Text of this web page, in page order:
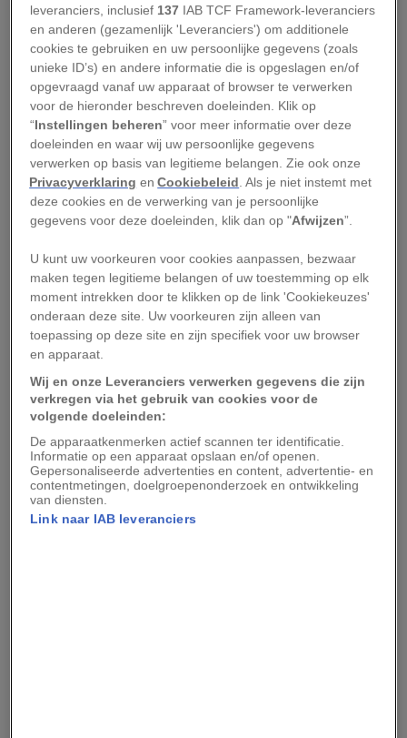
In de jaren zestig werden homoseksuele en
transgender personen in de Verenigde Staten
regelmatig geconfronteerd met discriminatie.
Veel staten hadden wetten die homoseksuele
relaties strafbaar stelden en lhbtiq+-personen
konden hun baan verliezen wanneer hun
geaardheid bekend werd. Ook homobars werden
voortdurend in de gaten gehouden.
Voor veel bezoekers waren deze bars een van de
weinige plekken waar zij zichzelf konden zijn.
Maar door constante politie-invallen groeide
ook hier een gevoel van onveiligheid. Agenten
controleerden identiteitsbewijzen, verrichtten
arrestaties en vielen bezoekers lastig.
MEER VERHALEN OVER OPSTAND
De vergeten strijd van de dienstboden
rond 1900
Zo verliep de strijd om het
leveranciers, inclusief 137 IAB TCF Framework-leveranciers
en anderen (gezamenlijk 'Leveranciers') om additionele
cookies te gebruiken en uw persoonlijke gegevens (zoals
unieke ID’s) en andere informatie die is opgeslagen en/of
opgevraagd vanaf uw apparaat of browser te verwerken
voor de hieronder beschreven doeleinden. Klik op
“Instellingen beheren” voor meer informatie over deze
doeleinden en waar wij uw persoonlijke gegevens
verwerken op basis van legitieme belangen. Zie ook onze
Privacyverklaring enCookiebeleid . Als je niet instemt met
deze cookies en de verwerking van je persoonlijke
gegevens voor deze doeleinden, klik dan op "Afwijzen”.
U kunt uw voorkeuren voor cookies aanpassen, bezwaar
maken tegen legitieme belangen of uw toestemming op elk
moment intrekken door te klikken op de link 'Cookiekeuzes'
onderaan deze site. Uw voorkeuren zijn alleen van
toepassing op deze site en zijn specifiek voor uw browser
en apparaat.
Wij en onze Leveranciers verwerken gegevens die zijn
verkregen via het gebruik van cookies voor de
volgende doeleinden:
De apparaatkenmerken actief scannen ter identificatie.
Informatie op een apparaat opslaan en/of openen.
Gepersonaliseerde advertenties en content, advertentie- en
contentmetingen, doelgroepenonderzoek en ontwikkeling
van diensten.
Link naar IAB leveranciers